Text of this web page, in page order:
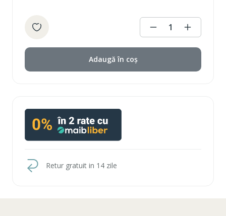
1
Adaugă în coș
Retur gratuit in 14 zile